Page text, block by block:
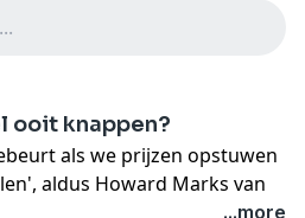
ooit knappen?
als we prijzen opstuwen
aldus Howard Marks van
Jochem Visser citeert. Het...more